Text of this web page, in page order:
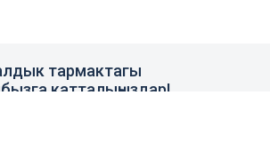
тармактагы
катталыңыздар!